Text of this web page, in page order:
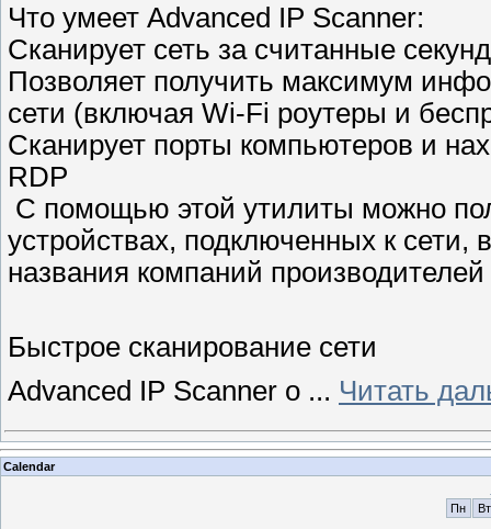
Что умеет Advanced IP Scanner:
Сканирует сеть за считанные
Позволяет получить максимум
сети (включая Wi-Fi роутеры и
Сканирует порты компьютеров и
RDP
С помощью этой утилиты можно
устройствах, подключенных к
названия компаний
Быстрое сканирование сети
Advanced IP Scanner о ... Читать
Calendar
Пн
Вт